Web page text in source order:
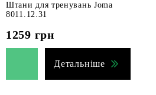
Штани для тренувань Joma
8011.12.31
1259 грн
Детальніше